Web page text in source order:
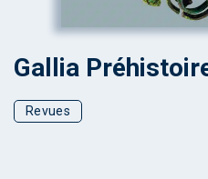
Gallia
Revues